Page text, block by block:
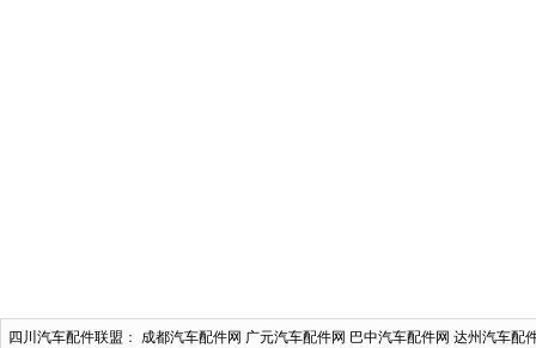
四川汽车配件联盟 ： 成都汽车配件网 广元汽车配件网 巴中汽车配件网 达州汽车配